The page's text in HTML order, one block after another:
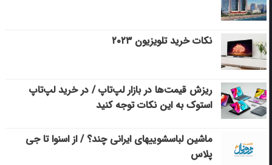
نکات خرید تلویزیون ۲۰۲۳
ریزش قیمت‌ها در بازار لپ‌تاپ / در خرید لپ‌تاپ
استوک به این نکات توجه کنید
ماشین لباسشویی‎های ایرانی چند؟ / از اسنوا تا جی
پلاس